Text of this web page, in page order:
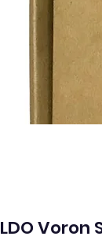
LDO Voron